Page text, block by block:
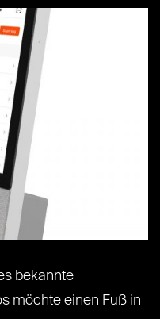
bekannte
möchte einen Fuß in